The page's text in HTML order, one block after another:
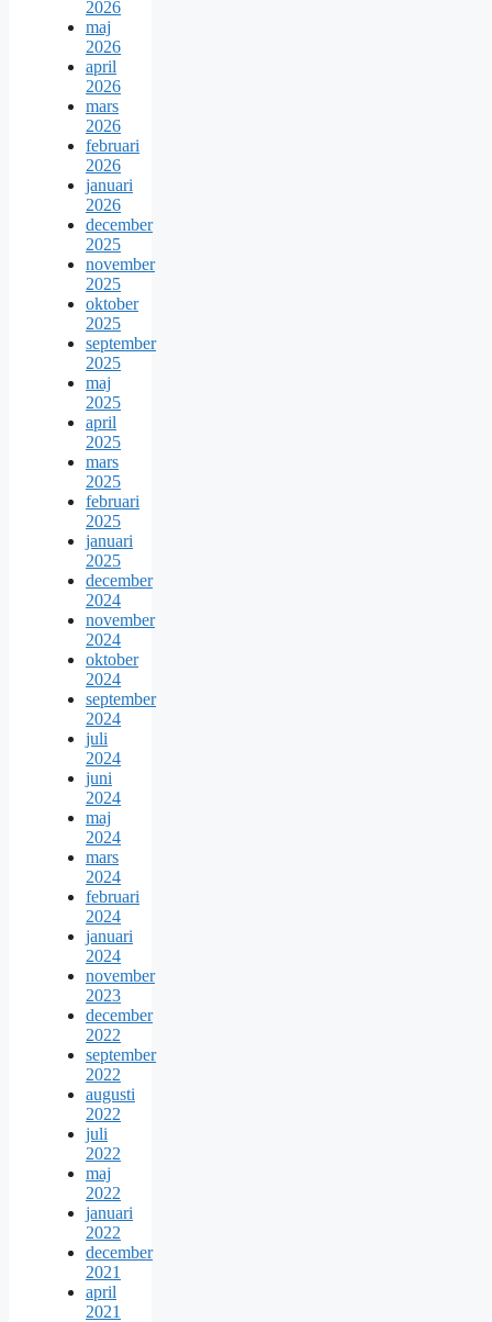
2026
maj
2026
april
2026
mars
2026
februari
2026
januari
2026
december
2025
november
2025
oktober
2025
september
2025
maj
2025
april
2025
mars
2025
februari
2025
januari
2025
december
2024
november
2024
oktober
2024
september
2024
juli
2024
juni
2024
maj
2024
mars
2024
februari
2024
januari
2024
november
2023
december
2022
september
2022
augusti
2022
juli
2022
maj
2022
januari
2022
december
2021
april
2021